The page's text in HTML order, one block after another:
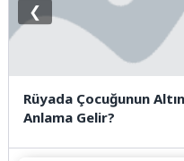
Rüyada Çocuğunun
Anlama Gelir?
❮